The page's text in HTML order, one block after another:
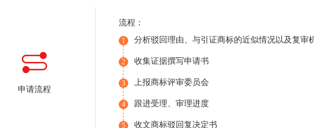
申请流程
流程：
1 分析驳回理由、与引证商标的近似情况以及复审
2 收集证据撰写申请书
3 上报商标评审委员会
4 跟进受理、审理进度
5 收文商标驳回复决定书